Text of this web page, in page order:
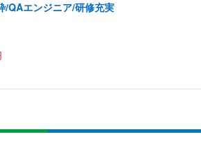
/QAエンジニア/研修充実